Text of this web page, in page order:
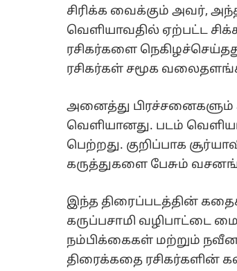
சிரிக்க வைக்கும் அவர்,
வெளியாவதில் ஏற்பட்ட
ரசிகர்களை
ரசிகர்கள் சமூக
அனைத்து பிரச்சனைகளும்
வெளியானது. படம்
பெற்றது. குறிப்பாக
கருத்துகளை பேசும்
இந்த திரைப்படத்தின்
கருப்பசாமி வழிபாட்டை
நம்பிக்கைகள் மற்றும்
திரைக்கதை ரசிகர்களின்